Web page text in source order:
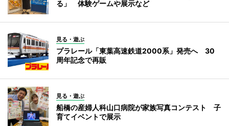
る」 体験ゲームや展示など
見る・遊ぶ
プラレール「東葉高速鉄道2000系」発売へ 30
周年記念で再販
見る・遊ぶ
船橋の産婦人科山口病院が家族写真コンテスト 子
育てイベントで展示